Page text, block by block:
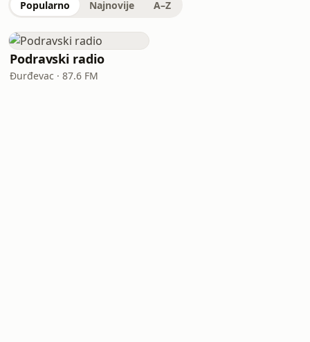
Popularno Najnovije A–Z
Podravski radio
Đurđevac · 87.6 FM